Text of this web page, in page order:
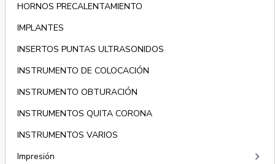
HORNOS PRECALENTAMIENTO
IMPLANTES
INSERTOS PUNTAS ULTRASONIDOS
INSTRUMENTO DE COLOCACIÓN
INSTRUMENTO OBTURACIÓN
INSTRUMENTOS QUITA CORONA
INSTRUMENTOS VARIOS
Impresión
keyboard_arrow_right